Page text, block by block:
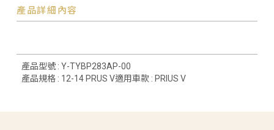
產品詳細內容
產品型號 : Y-TYBP283AP-00
產品規格 : 12-14 PRUS V適用車款 : PRIUS V